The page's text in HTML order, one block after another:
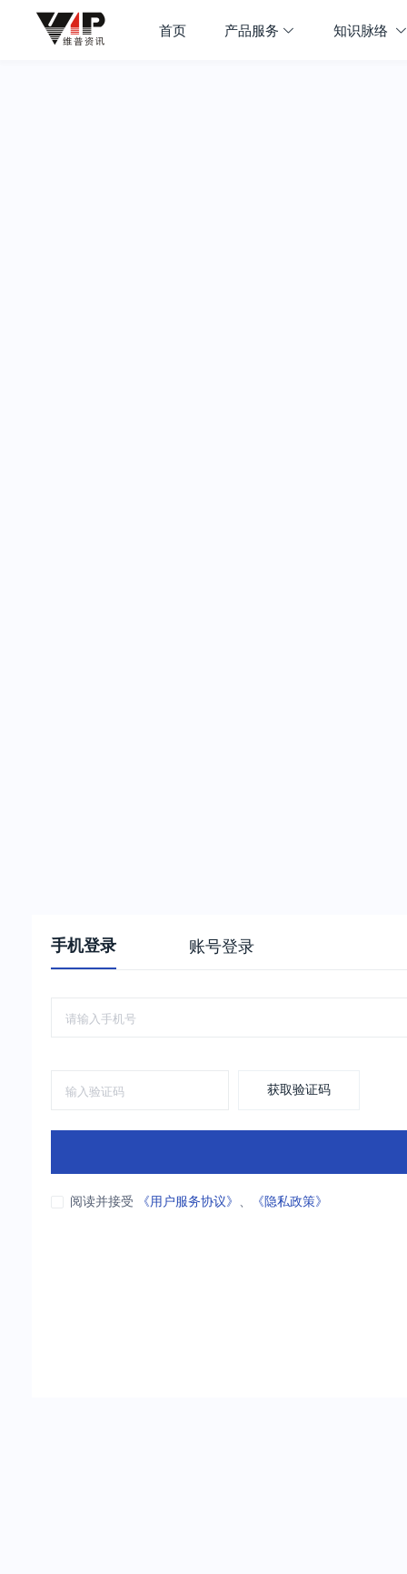
首页 产品服务 知识脉络
手机登录 账号登录
获取验证码
阅读并接受 《用户服务协议》 、 《隐私政策》